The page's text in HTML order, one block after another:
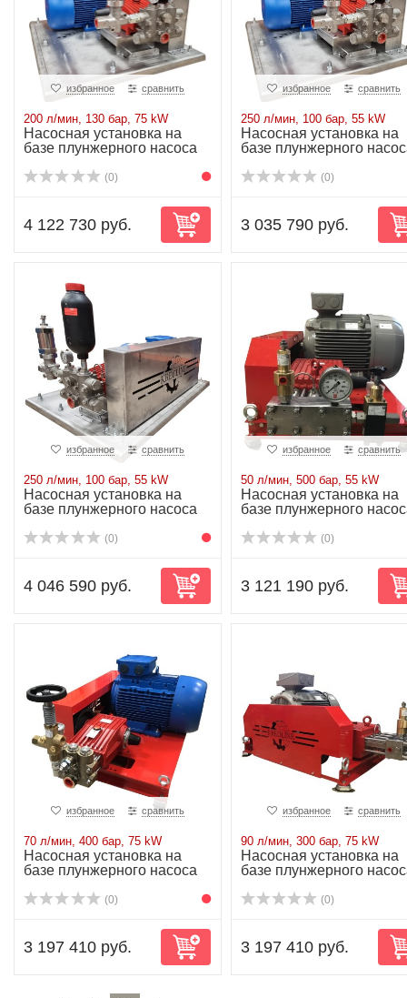
избранное сравнить
200 л/мин, 130 бар, 75 kW
Насосная установка на
базе плунжерного насоса
(0)
4 122 730 руб.
избранное сравнить
250 л/мин, 100 бар, 55 kW
Насосная установка на
базе плунжерного
(0)
3 035 790 руб.
избранное сравнить
250 л/мин, 100 бар, 55 kW
Насосная установка на
базе плунжерного насоса
(0)
4 046 590 руб.
избранное сравнить
50 л/мин, 500 бар, 55 kW
Насосная установка на
базе плунжерного
(0)
3 121 190 руб.
избранное сравнить
70 л/мин, 400 бар, 75 kW
Насосная установка на
базе плунжерного насоса
(0)
3 197 410 руб.
избранное сравнить
90 л/мин, 300 бар, 75 kW
Насосная установка на
базе плунжерного
(0)
3 197 410 руб.